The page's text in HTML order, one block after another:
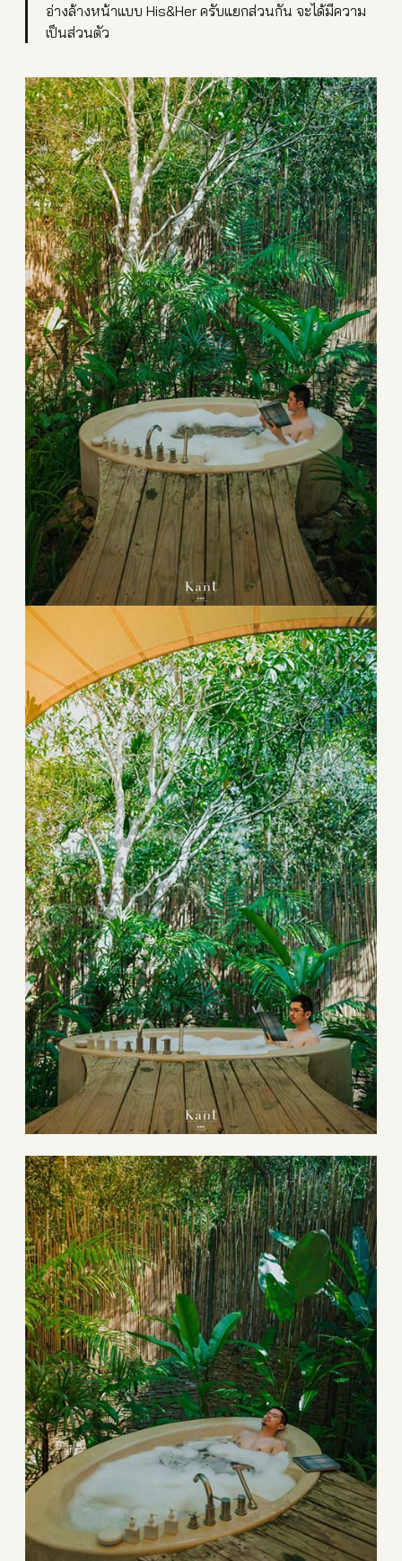
อ่างล้างหน้าแบบ His&Her ครับแยกส่วนกัน จะได้มีความ
เป็นส่วนตัว